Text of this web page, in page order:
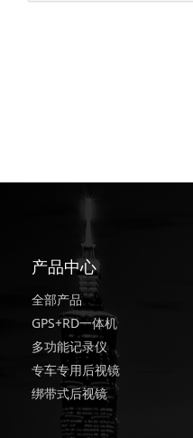
产品中心
全部产品
GPS+RD一体机
多功能记录仪
专车专用后视镜
绑带式后视镜